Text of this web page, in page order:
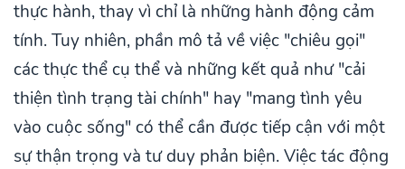
thực hành, thay vì chỉ là những hành động cảm
tính. Tuy nhiên, phần mô tả về việc "chiêu gọi"
các thực thể cụ thể và những kết quả như "cải
thiện tình trạng tài chính" hay "mang tình yêu
vào cuộc sống" có thể cần được tiếp cận với một
sự thận trọng và tư duy phản biện. Việc tác động